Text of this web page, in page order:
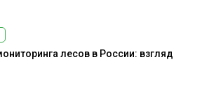
лесов в России: взгляд